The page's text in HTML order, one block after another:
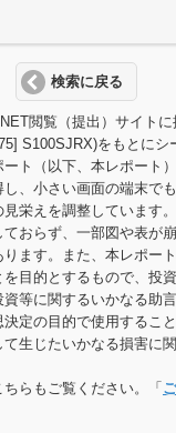
検索に戻る
閲覧（提出）サイト
S100SJRX)をもとにシ
ト（以下、本レポート
、小さい画面の端末で
栄えを調整しています
おらず、一部図や表が
ます。また、本レポー
目的とするもので、投
等に関するいかなる助
定の目的で使用するこ
生じたいかなる損害に
らもご覧ください。「